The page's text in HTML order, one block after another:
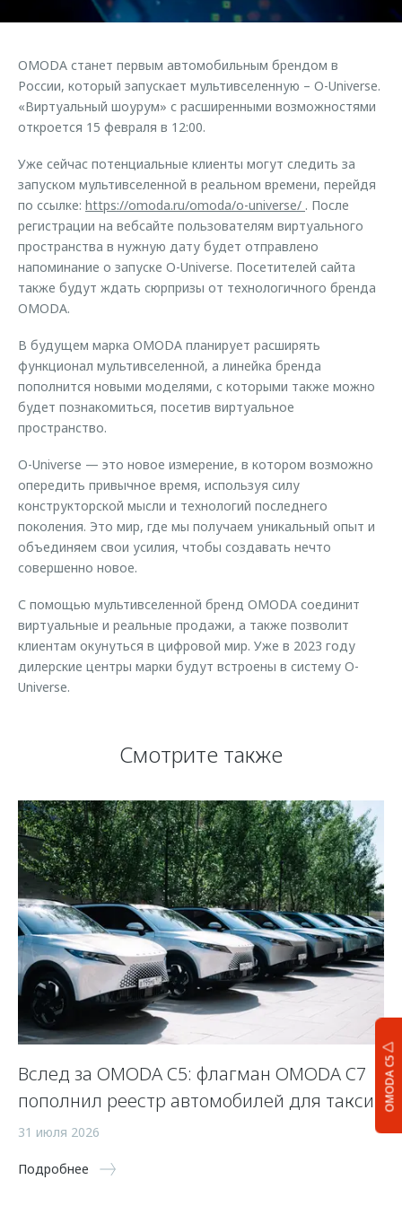
Страхование
Аксессуары
Одежда и сувениры
Оригинальные аксессуары
Запчасти
Трейд-ин
Калькулятор трейд-ин
Руководства по эксплуатации
O&J Автоклуб
Клуб владельцев OMODA
Приложение O&J
Одежда и сувениры
Оригинальные аксессуары
Запчасти
Правовая информация
OMODA C5
OMODA станет первым автомобильным брендом в
России, который запускает мультивселенную – O-Universe.
«Виртуальный шоурум» с расширенными возможностями
откроется 15 февраля в 12:00.
Уже сейчас потенциальные клиенты могут следить за
запуском мультивселенной в реальном времени, перейдя
по ссылке: https://omoda.ru/omoda/o-universe/ . После
регистрации на вебсайте пользователям виртуального
пространства в нужную дату будет отправлено
напоминание о запуске O-Universe. Посетителей сайта
также будут ждать сюрпризы от технологичного бренда
OMODA.
В будущем марка OMODA планирует расширять
функционал мультивселенной, а линейка бренда
пополнится новыми моделями, с которыми также можно
будет познакомиться, посетив виртуальное
пространство.
O-Universe — это новое измерение, в котором возможно
опередить привычное время, используя силу
конструкторской мысли и технологий последнего
поколения. Это мир, где мы получаем уникальный опыт и
объединяем свои усилия, чтобы создавать нечто
совершенно новое.
С помощью мультивселенной бренд OMODA соединит
виртуальные и реальные продажи, а также позволит
клиентам окунуться в цифровой мир. Уже в 2023 году
дилерские центры марки будут встроены в систему O-
Universe.
Смотрите также
Вслед за OMODA C5: флагман OMODA C7
пополнил реестр автомобилей для такси
31 июля 2026
Подробнее